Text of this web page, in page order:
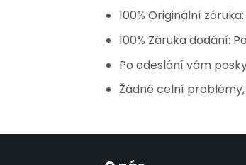
100% Originální
100% Záruka dodání:
Po odeslání vám
Žádné celní